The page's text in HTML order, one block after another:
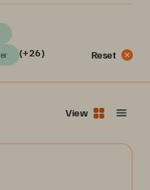
(+26) Reset
View